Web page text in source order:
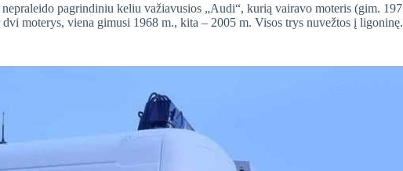
pagrindiniu keliu važiavusios „Audi“, kurią vairavo moteris (gim.
moterys, viena gimusi 1968 m., kita – 2005 m. Visos trys nuvežtos į ligoninę.